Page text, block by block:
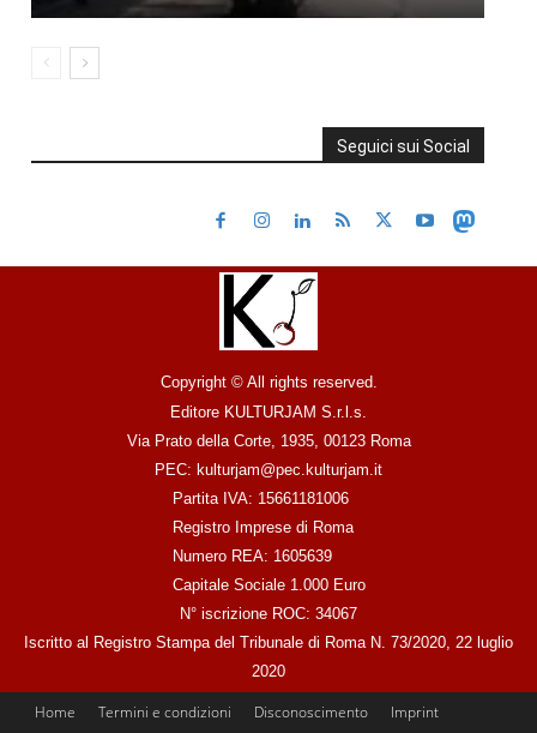
Seguici sui Social
Copyright © All rights reserved.
Editore KULTURJAM S.r.l.s.
Via Prato della Corte, 1935, 00123 Roma
PEC: kulturjam@pec.kulturjam.it
Partita IVA: 15661181006
Registro Imprese di Roma
Numero REA: 1605639
Capitale Sociale 1.000 Euro
N° iscrizione ROC: 34067
Iscritto al Registro Stampa del Tribunale di Roma N. 73/2020, 22 luglio
2020
Home Termini e condizioni Disconoscimento
Imprint